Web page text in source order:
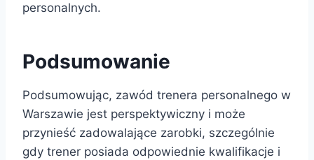
personalnych.
Podsumowanie
Podsumowując, zawód trenera personalnego w
Warszawie jest perspektywiczny i może
przynieść zadowalające zarobki, szczególnie
gdy trener posiada odpowiednie kwalifikacje i